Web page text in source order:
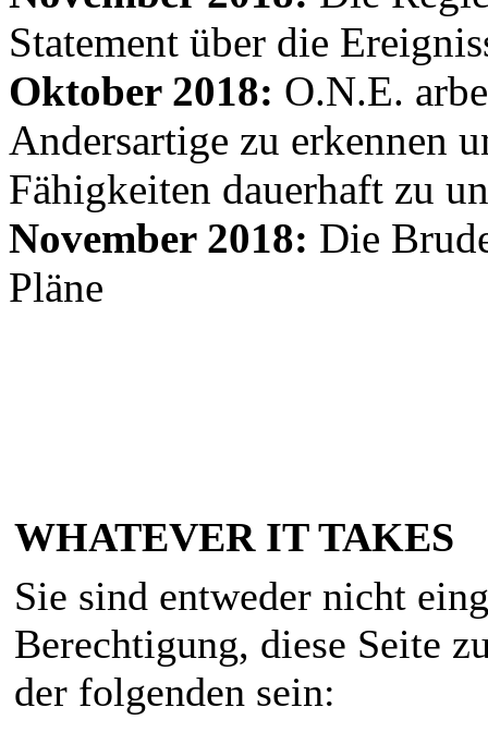
Statement über die
Oktober 2018: O.N.E.
Andersartige zu erkennen
Fähigkeiten dauerhaft zu
November 2018: Die
Pläne
WHATEVER IT TAKES
Sie sind entweder nicht
Berechtigung, diese Seite
der folgenden sein: